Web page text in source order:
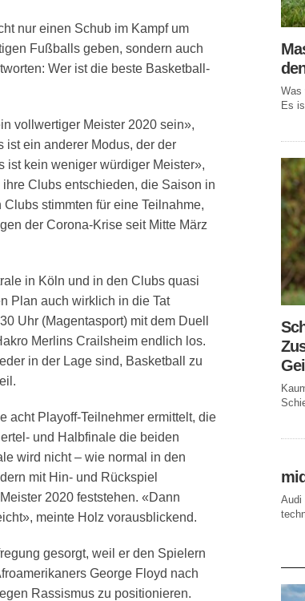
nur einen Schub im Kampf um
Fußballs geben, sondern auch
Wer ist die beste Basketball-
vollwertiger Meister 2020 sein»,
ist ein anderer Modus, der der
ist kein weniger würdiger Meister»,
Clubs entschieden, die Saison in
stimmten für eine Teilnahme,
der Corona-Krise seit Mitte März
in Köln und in den Clubs quasi
Plan auch wirklich in die Tat
Uhr (Magentasport) mit dem Duell
Merlins Crailsheim endlich los.
in der Lage sind, Basketball zu
acht Playoff-Teilnehmer ermittelt, die
und Halbfinale die beiden
wird nicht – wie normal in den
mit Hin- und Rückspiel
2020 feststehen. «Dann
meinte Holz vorausblickend.
gesorgt, weil er den Spielern
George Floyd nach
Rassismus zu positionieren.
Was
Es
Audi